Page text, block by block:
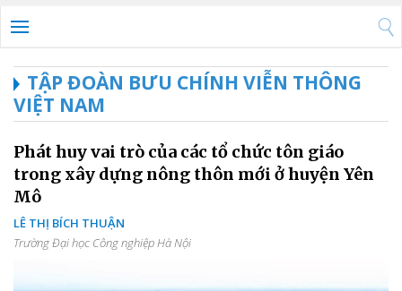
TẬP ĐOÀN BƯU CHÍNH VIỄN THÔNG
VIỆT NAM
Phát huy vai trò của các tổ chức tôn giáo
trong xây dựng nông thôn mới ở huyện Yên
Mô
LÊ THỊ BÍCH THUẬN
Trường Đại học Công nghiệp Hà Nội